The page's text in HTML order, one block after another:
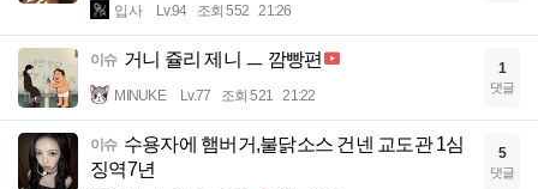
입사 Lv.94 조회 552 21:26
이슈 거니 쥴리 제니 ㅡ 깜빵편
MINUKE Lv.77 조회 521 21:22
1
댓글
이슈 수용자에 햄버거,불닭소스 건넨 교도관 1심
징역7년
5
댓글